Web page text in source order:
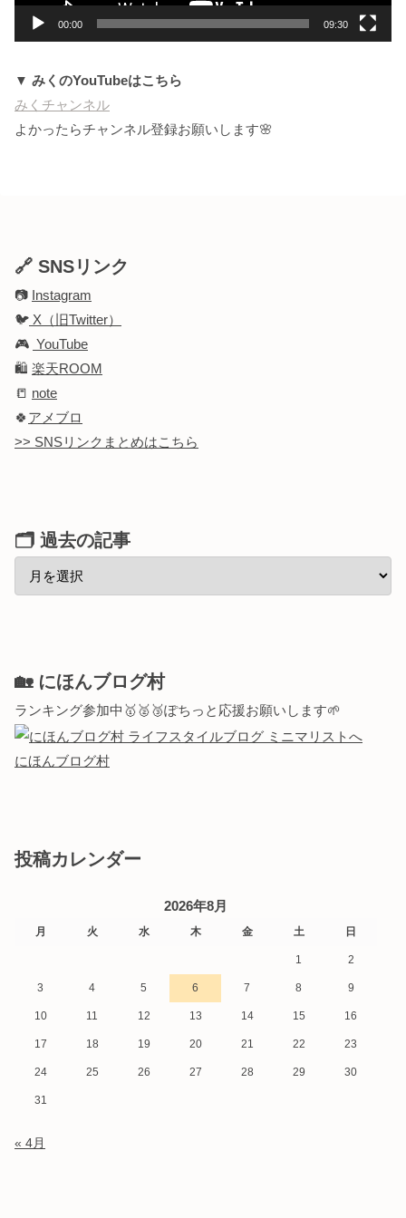
00:00 09:30
▼ みくのYouTubeはこちら
みくチャンネル
よかったらチャンネル登録お願いします🌸
🔗 SNSリンク
📷 Instagram
🐦 X（旧Twitter）
🎮 YouTube
🛍️ 楽天ROOM
📒 note
🍀アメブロ
>> SNSリンクまとめはこちら
🗂 過去の記事
🏡 にほんブログ村
ランキング参加中🥇🥈🥉ぽちっと応援お願いします🌱
にほんブログ村
投稿カレンダー
2026年8月
月 火 水 木 金 土 日
1 2
3 4 5 6 7 8 9
10 11 12 13 14 15 16
17 18 19 20 21 22 23
24 25 26 27 28 29 30
31
« 4月